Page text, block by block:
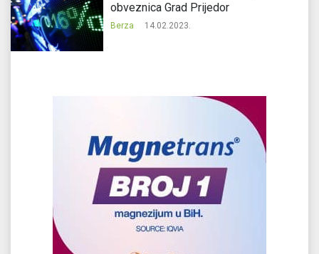
obveznica Grad Prijedor
Berza 14.02.2023.